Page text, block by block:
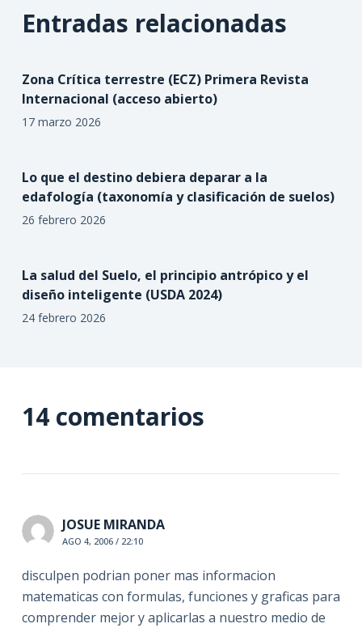
Entradas relacionadas
Zona Crítica terrestre (ECZ) Primera Revista
Internacional (acceso abierto)
17 marzo 2026
Lo que el destino debiera deparar a la
edafología (taxonomía y clasificación de suelos)
26 febrero 2026
La salud del Suelo, el principio antrópico y el
diseño inteligente (USDA 2024)
24 febrero 2026
14 comentarios
JOSUE MIRANDA
AGO 4, 2006 / 22:10
disculpen podrian poner mas informacion
matematicas con formulas, funciones y graficas para
comprender mejor y aplicarlas a nuestro medio de